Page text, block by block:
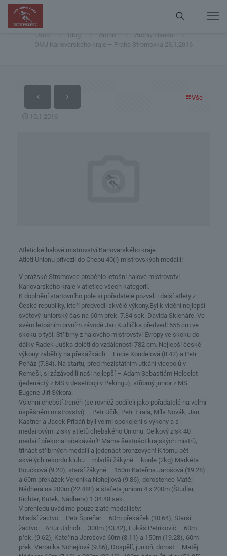
OMJ Karlovarského kraje – Praha Stromovka 23.1.2016
Úvod Blog Archiv
Archiv článků
OMJ Karlovarského kraje – Praha Stromovka 23.1.2016
Vše
10.1.2016
Atletické halové mistrovství Karlovarského kraje.
Atleti Unionu přivezli do Chebu 40(!) mistrovských medailí!
V pražské Stromovce proběhlo letošní halové mistrovství
Karlovarského kraje v atletice všech kategorií.
K doplnění startovního pole si pořadatelé pozvali i další atlety z
České republiky, kteří předvedli skvělé výkony.Byl k vidění nejlepší
světový juniorský čas na 60m přek. 7.84 sek. Davida Sklenáře. Ve
svém letošním prvním závodě Jan Kudlička předvedl 555 cm ve
skoku o tyči. Stříbrný z halového mistrovství Evropy ve skoku do
dálky Radek Juška dolétl do vzdálenosti 782 cm. Nejlepší české
výkony zaběhly na překážkách – Lucie Koudelová (8.42) a Petr
Peňáz (7.84). Na startu, před mezistátním utkání vícebojů v
Remeši, si zázávodili naši nejlepší – Adam Sebastiám Helcelet
(jedenáctý z MS v desetiboji v Pekingu), stříbrný junior z MS
Eugene Jiří Sýkora.
Všichni chebští trenéři (se rovněž podíleli jako pořadatelé na velmi
úspěšném mistrovství) – Petr Učík, Petr Tirala, Míla Novák, Jan
Kastner a Jacek Přibáň byli velmi spokojeni s výkony a s
medailovými zisky atletů chebského Unionu. Celkový zisk 40
medailí překonal očekávání!! Máme šestnáct krajských mistrů,
třináct stříbrných medailí a jedenáct bronzových! K tomu pět
skvělých rekordů klubu – mladší žákyně – koule (2kg) Markéta
Boučková (9.20), starší žákyně – 150m Kateřina Jarošová (19.28)
a 60m překážek Veronika Nohejlová (9.86), dorostenec Matěj
Nádhera na 200m (22.48!!) a štafeta juniorů 4 x 200m (Študlar,
Richter, Kůtek, Nádhera) 1:34.48 sek.
V přehledu uvádíme pouze zlaté medailisty:
Mladší žactvo – Petr Špreňar – 60m překážek (10.64), Starší
žactvo – Artur Uldrich – 300m (43.42), Lukáš Petrikovič – 60m
přek. (9.62), Kateřina Jarošová 60m (8.11) a 150m (19.28), 60m
přek. Veronika Nohejlová (9.86), Dospělí, junioři, dorost – Matěj